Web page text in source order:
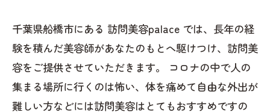
千葉県船橋市にある 訪問美容palace では、長年の経
験を積んだ美容師があなたのもとへ駆けつけ、訪問美
容をご提供させていただきます。 コロナの中で人の
集まる場所に行くのは怖い、体を痛めて自由な外出が
難しい方などには訪問美容はとてもおすすめですの